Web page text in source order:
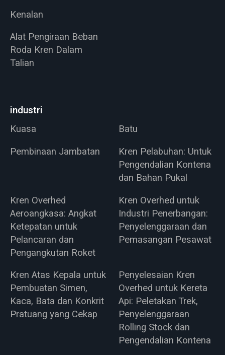
Kenalan
Alat Pengiraan Beban
Roda Kren Dalam
Talian
industri
Kuasa
Batu
Pembinaan Jambatan
Kren Pelabuhan: Untuk
Pengendalian Kontena
dan Bahan Pukal
Kren Overhed
Aeroangkasa: Angkat
Ketepatan untuk
Pelancaran dan
Pengangkutan Roket
Kren Overhed untuk
Industri Penerbangan:
Penyelenggaraan dan
Pemasangan Pesawat
Kren Atas Kepala untuk
Pembuatan Simen,
Kaca, Bata dan Konkrit
Pratuang yang Cekap
Penyelesaian Kren
Overhed untuk Kereta
Api: Peletakan Trek,
Penyelenggaraan
Rolling Stock dan
Pengendalian Kontena